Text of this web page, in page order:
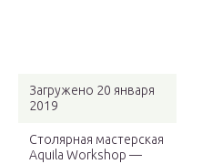
Загружено 20 января
2019
Столярная мастерская
Aquila Workshop —